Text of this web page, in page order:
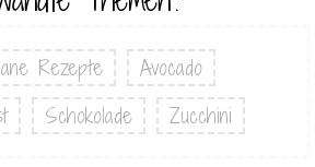
Rezepte
Avocado
Schokolade Zucchini